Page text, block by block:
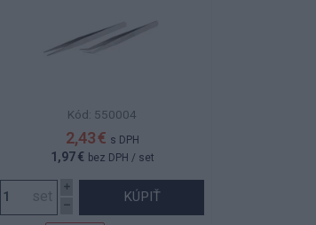
Kód: 550004
2,43 € s DPH
1,97 € bez DPH / set
KÚPIŤ